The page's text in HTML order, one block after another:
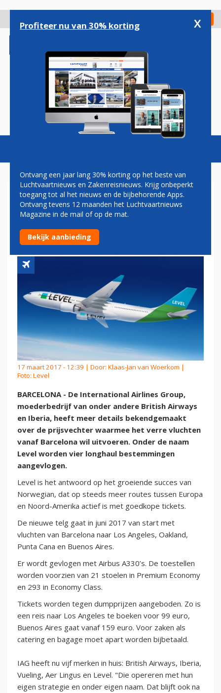
gaan
Check in
Magazine Podcasts Vacatures
IAG-DOCHTER LEVEL TEGEN
DUMPPRIJZEN NAAR VERRE
BESTEMMINGEN
17 maart 2017 - 12:39 | Door: Klaas-Jan van Woerkom |
Foto: Level
BARCELONA - De International Airlines Group,
moederbedrijf van onder andere British Airways
en Iberia, heeft meer details bekendgemaakt
over de prijsvechter waarmee het verre vluchten
vanaf Barcelona wil uitvoeren. Onder de naam
Level worden vier longhaul bestemmingen
aangevlogen.
Level is het antwoord op het groeiende succes van
Norwegian, dat op steeds meer routes tussen Europa
en Noord-Amerika actief is met goedkope tickets.
De nieuwe telg gaat in juni 2017 van start met
vluchten van Barcelona naar Los Angeles, Oakland,
Punta Cana en Buenos Aires.
Er wordt gevlogen met Airbus A330’s. De toestellen
worden voorzien van 21 stoelen in Premium Economy
en 293 in Economy Class.
Tickets worden tegen dumpprijzen aangeboden. Zo is
een reis naar Los Angeles te boeken voor 99 euro,
Buenos Aires gaat vanaf 159 euro. Voor zaken als
catering en bagage moet apart worden bijbetaald.
IAG heeft nu vijf merken in huis: British Airways, Iberia,
Vueling, Aer Lingus en Level. "Die opereren met hun
eigen strategie en onder eigen naam. Dat blijft ook na
Profiteer nu van 30% korting x
Ontvang een jaar lang 30% korting op het beste van
Luchtvaartnieuws en Zakenreisnieuws. Krijg onbeperkt
toegang tot al het nieuws en de bijbehorende Apps.
Ontvang tevens 12 maanden het Luchtvaartnieuws
Magazine in de mail of op de mat.
Bekijk aanbieding